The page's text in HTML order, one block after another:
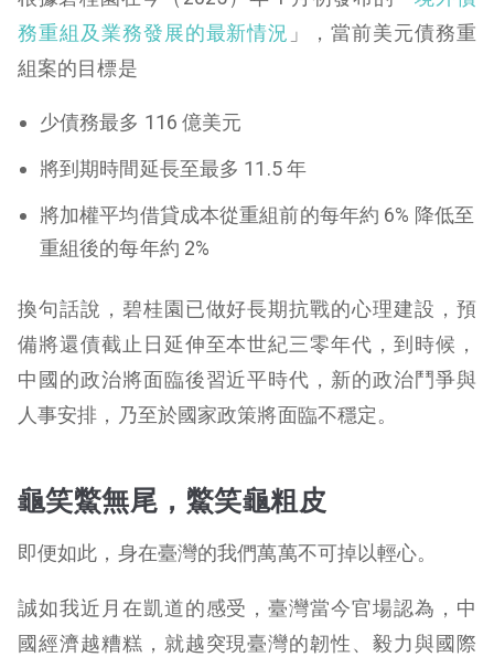
務重組及業務發展的最新情況 」，當前美元債務重
組案的目標是
少債務最多 116 億美元
將到期時間延長至最多 11.5 年
將加權平均借貸成本從重組前的每年約 6% 降低至
重組後的每年約 2%
換句話說，碧桂園已做好長期抗戰的心理建設，預
備將還債截止日延伸至本世紀三零年代，到時候，
中國的政治將面臨後習近平時代，新的政治鬥爭與
人事安排，乃至於國家政策將面臨不穩定。
龜笑鱉無尾，鱉笑龜粗皮
即便如此，身在臺灣的我們萬萬不可掉以輕心。
誠如我近月在凱道的感受，臺灣當今官場認為，中
國經濟越糟糕，就越突現臺灣的韌性、毅力與國際